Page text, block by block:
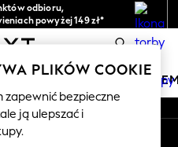
odbioru,
powyżej 149 zł*
0
PLIKÓW COOKIE
zapewnić bezpieczne
ją ulepszać i